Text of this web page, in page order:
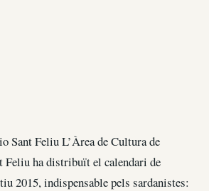
Sant Feliu L’Àrea de Cultura de
Feliu ha distribuït el calendari de
2015, indispensable pels sardanistes: